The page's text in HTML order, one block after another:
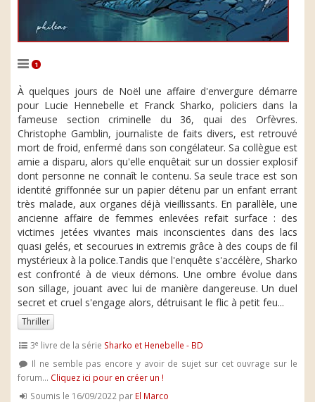
1
À quelques jours de Noël une affaire d'envergure démarre
pour Lucie Hennebelle et Franck Sharko, policiers dans la
fameuse section criminelle du 36, quai des Orfèvres.
Christophe Gamblin, journaliste de faits divers, est retrouvé
mort de froid, enfermé dans son congélateur. Sa collègue est
amie a disparu, alors qu'elle enquêtait sur un dossier explosif
dont personne ne connaît le contenu. Sa seule trace est son
identité griffonnée sur un papier détenu par un enfant errant
très malade, aux organes déjà vieillissants. En parallèle, une
ancienne affaire de femmes enlevées refait surface : des
victimes jetées vivantes mais inconscientes dans des lacs
quasi gelés, et secourues in extremis grâce à des coups de fil
mystérieux à la police.Tandis que l'enquête s'accélère, Sharko
est confronté à de vieux démons. Une ombre évolue dans
son sillage, jouant avec lui de manière dangereuse. Un duel
secret et cruel s'engage alors, détruisant le flic à petit feu...
Thriller
3e livre de la série Sharko et Henebelle - BD
Il ne semble pas encore y avoir de sujet sur cet ouvrage sur le
forum... Cliquez ici pour en créer un !
Soumis le 16/09/2022 par El Marco